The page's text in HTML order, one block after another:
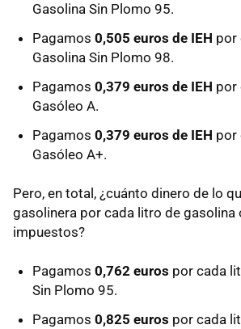
Gasolina Sin Plomo 95.
Pagamos 0,505 euros de IEH por
Gasolina Sin Plomo 98.
Pagamos 0,379 euros de IEH por
Gasóleo A.
Pagamos 0,379 euros de IEH por
Gasóleo A+.
Pero, en total, ¿cuánto dinero de lo
gasolinera por cada litro de gasolina
impuestos?
Pagamos 0,762 euros por cada
Sin Plomo 95.
Pagamos 0,825 euros por cada